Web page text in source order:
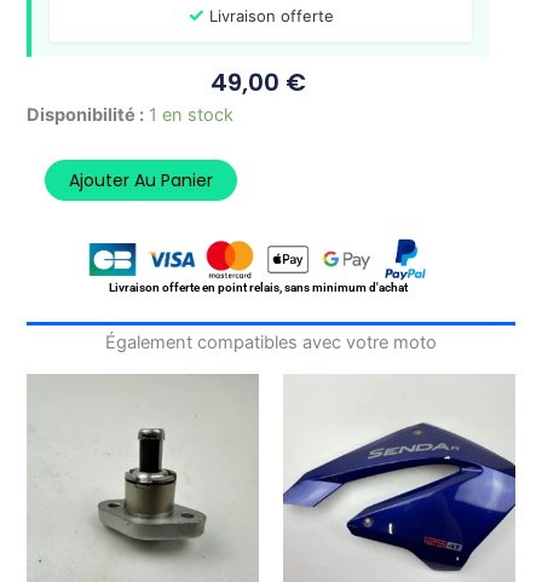
✓ Livraison offerte
49,00 €
Disponibilité : 1 en stock
quantité
Carénage
Écope
Gauche
BAJA
2013
Ajouter Au Panier
Livraison offerte en point relais, sans minimum d'achat
Également compatibles avec votre moto